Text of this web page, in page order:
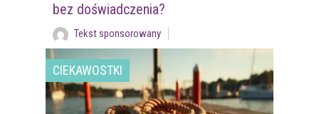
bez doświadczenia?
Tekst sponsorowany
CIEKAWOSTKI